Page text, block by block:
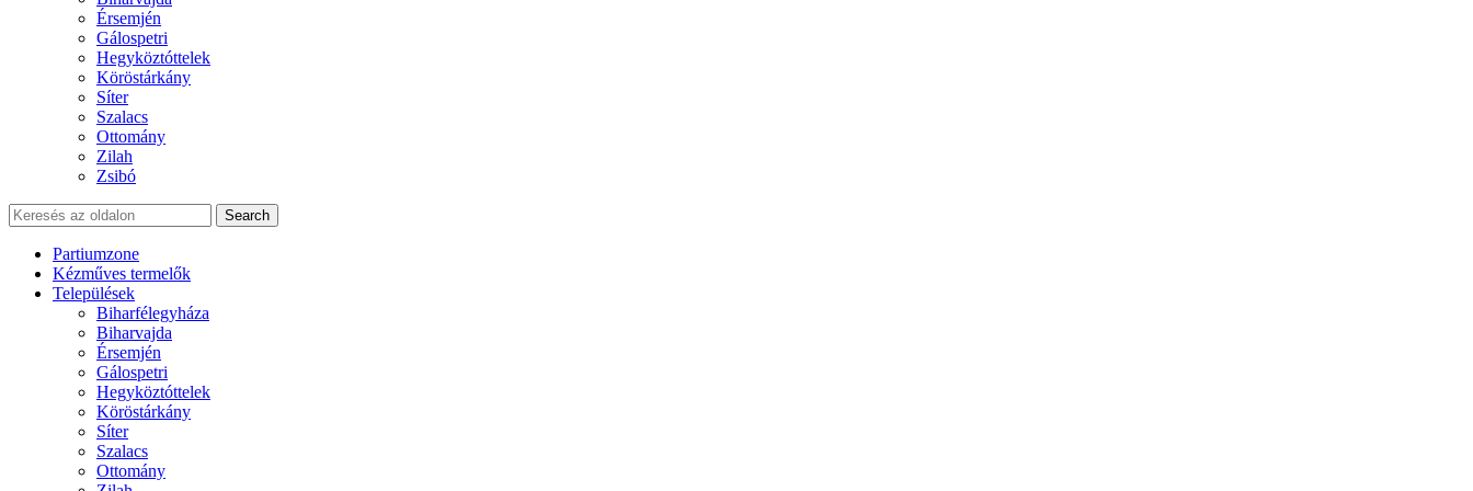
Érsemjén
Gálospetri
Hegyköztóttelek
Köröstárkány
Síter
Szalacs
Ottomány
Zilah
Zsibó
Search
Partiumzone
Kézműves termelők
Települések
Biharfélegyháza
Biharvajda
Érsemjén
Gálospetri
Hegyköztóttelek
Köröstárkány
Síter
Szalacs
Ottomány